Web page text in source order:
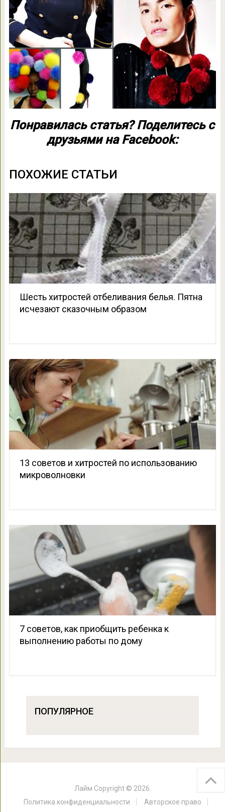
Понравилась статья? Поделитесь с
друзьями на Facebook:
ПОХОЖИЕ СТАТЬИ
Шесть хитростей отбеливания белья. Пятна
исчезают сказочным образом
13 советов и хитростей по использованию
микроволновки
7 советов, как приобщить ребенка к
выполнению работы по дому
ПОПУЛЯРНОЕ
Лайм Copyright © 2026.
Политика конфиденциальности
Авторское право